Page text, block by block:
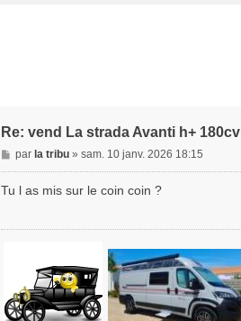
Re: vend La strada Avanti h+ 180cv
M
e
g
par la tribu» sam. 10 janv. 2026 18:15
Tu l as mis sur le coin coin ?